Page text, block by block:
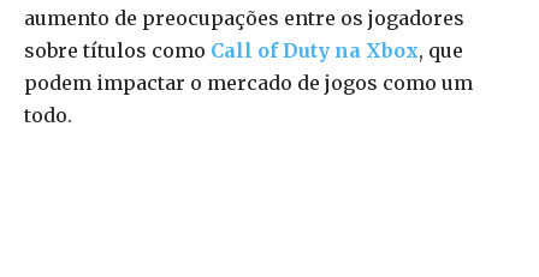
aumento de preocupações entre os jogadores
sobre títulos como Call of Duty na Xbox, que
podem impactar o mercado de jogos como um
todo.